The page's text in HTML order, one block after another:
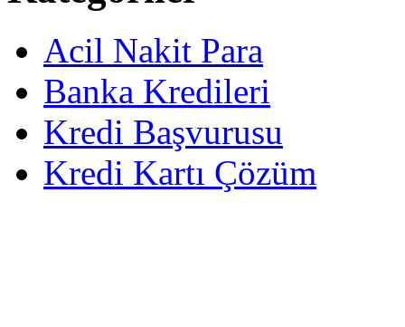
Acil Nakit Para
Banka Kredileri
Kredi Başvurusu
Kredi Kartı Çözüm